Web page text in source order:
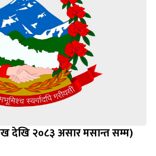
देखि २०८३ असार मसान्त सम्म)